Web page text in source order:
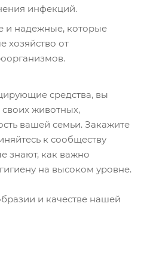
инфекций.
и надежные, которые
хозяйство от
средства, вы
животных,
вашей семьи. Закажите
к сообществу
знают, как важно
на высоком уровне.
и качестве нашей